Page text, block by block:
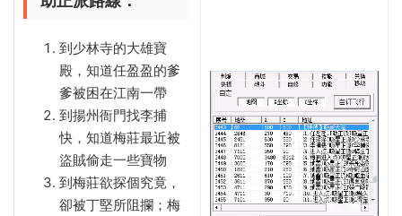
到少林寺的大雄寶
殿，知道任盈盈的爹
爹被困在江南一帶
到揚州衙門找李捕
快，知道梅莊最近被
盜賊偷走一些寶物
到梅莊欲探個究竟，
卻被丁堅所阻攔；梅